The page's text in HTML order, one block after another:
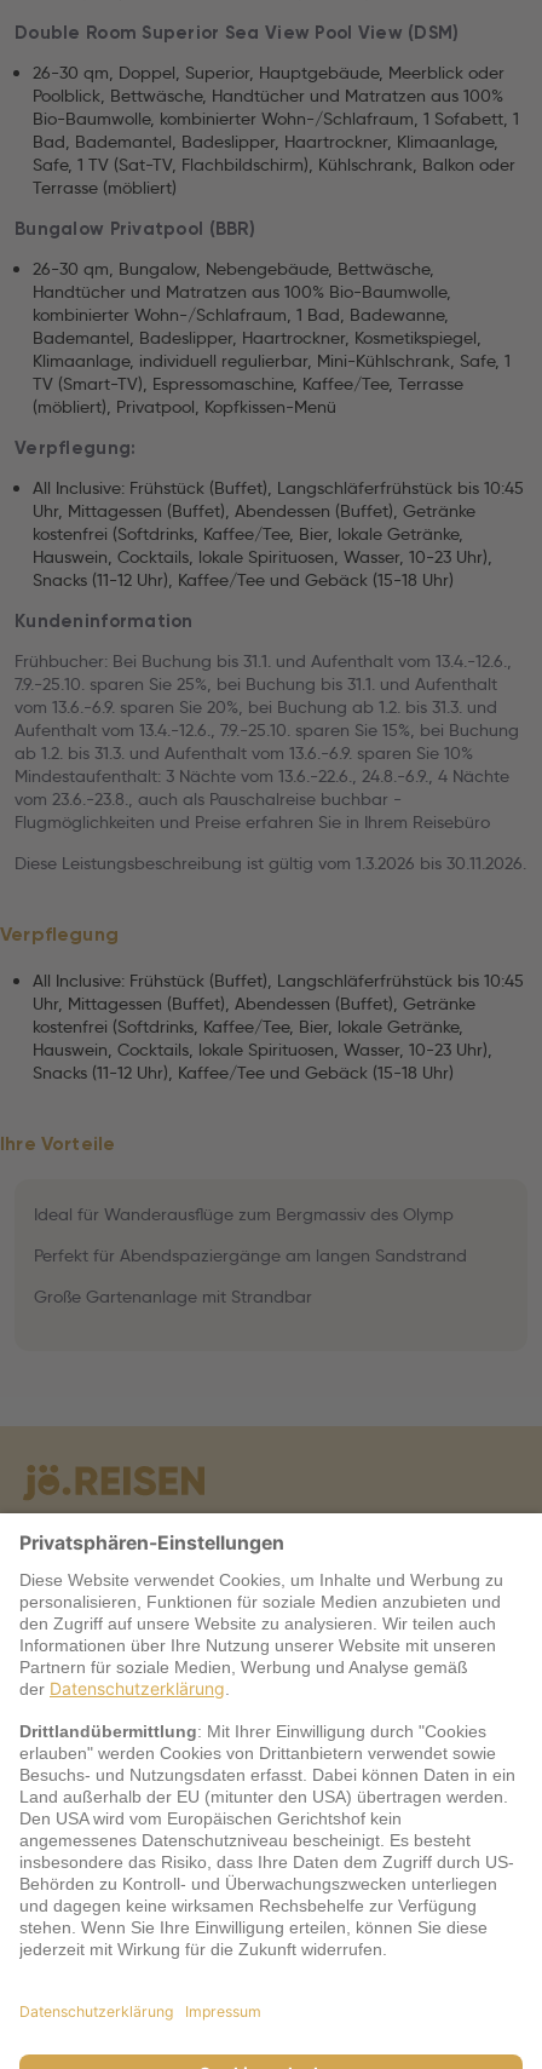
Double Room Superior Sea View Pool View (DSM)
26-30 qm, Doppel, Superior, Hauptgebäude, Meerblick oder
Poolblick, Bettwäsche, Handtücher und Matratzen aus 100%
Bio-Baumwolle, kombinierter Wohn-/Schlafraum, 1 Sofabett, 1
Bad, Bademantel, Badeslipper, Haartrockner, Klimaanlage,
Safe, 1 TV (Sat-TV, Flachbildschirm), Kühlschrank, Balkon oder
Terrasse (möbliert)
Bungalow Privatpool (BBR)
26-30 qm, Bungalow, Nebengebäude, Bettwäsche,
Handtücher und Matratzen aus 100% Bio-Baumwolle,
kombinierter Wohn-/Schlafraum, 1 Bad, Badewanne,
Bademantel, Badeslipper, Haartrockner, Kosmetikspiegel,
Klimaanlage, individuell regulierbar, Mini-Kühlschrank, Safe, 1
TV (Smart-TV), Espressomaschine, Kaffee/Tee, Terrasse
(möbliert), Privatpool, Kopfkissen-Menü
Verpflegung:
All Inclusive: Frühstück (Buffet), Langschläferfrühstück bis 10:45
Uhr, Mittagessen (Buffet), Abendessen (Buffet), Getränke
kostenfrei (Softdrinks, Kaffee/Tee, Bier, lokale Getränke,
Hauswein, Cocktails, lokale Spirituosen, Wasser, 10-23 Uhr),
Snacks (11-12 Uhr), Kaffee/Tee und Gebäck (15-18 Uhr)
Kundeninformation
Frühbucher: Bei Buchung bis 31.1. und Aufenthalt vom 13.4.-12.6.,
7.9.-25.10. sparen Sie 25%, bei Buchung bis 31.1. und Aufenthalt
vom 13.6.-6.9. sparen Sie 20%, bei Buchung ab 1.2. bis 31.3. und
Aufenthalt vom 13.4.-12.6., 7.9.-25.10. sparen Sie 15%, bei Buchung
ab 1.2. bis 31.3. und Aufenthalt vom 13.6.-6.9. sparen Sie 10%
Mindestaufenthalt: 3 Nächte vom 13.6.-22.6., 24.8.-6.9., 4 Nächte
vom 23.6.-23.8., auch als Pauschalreise buchbar -
Flugmöglichkeiten und Preise erfahren Sie in Ihrem Reisebüro
Diese Leistungsbeschreibung ist gültig vom 1.3.2026 bis 30.11.2026.
Verpflegung
All Inclusive: Frühstück (Buffet), Langschläferfrühstück bis 10:45
Uhr, Mittagessen (Buffet), Abendessen (Buffet), Getränke
kostenfrei (Softdrinks, Kaffee/Tee, Bier, lokale Getränke,
Hauswein, Cocktails, lokale Spirituosen, Wasser, 10-23 Uhr),
Snacks (11-12 Uhr), Kaffee/Tee und Gebäck (15-18 Uhr)
Ihre Vorteile
Ideal für Wanderausflüge zum Bergmassiv des Olymp
Perfekt für Abendspaziergänge am langen Sandstrand
Große Gartenanlage mit Strandbar
Warum jö?
Service
jö Bonus Club Partner
Zahlungsarten & Sicherheit
AGB